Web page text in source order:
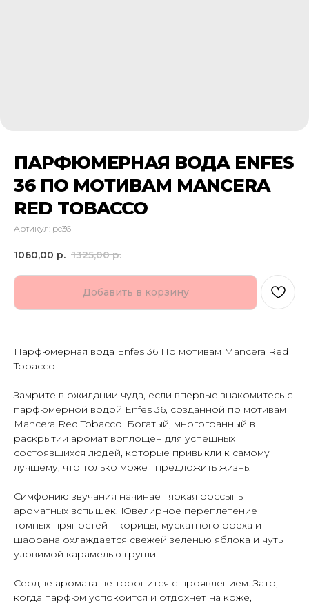
ПАРФЮМЕРНАЯ ВОДА ENFES
36 ПО МОТИВАМ MANCERA
RED TOBACCO
Артикул: pe36
1060,00 р. 1325,00 р.
Добавить в корзину
Парфюмерная вода Enfes 36 По мотивам Mancera Red
Tobacco
Замрите в ожидании чуда, если впервые знакомитесь с
парфюмерной водой Enfes 36, созданной по мотивам
Mancera Red Tobacco. Богатый, многогранный в
раскрытии аромат воплощен для успешных
состоявшихся людей, которые привыкли к самому
лучшему, что только может предложить жизнь.
Симфонию звучания начинает яркая россыпь
ароматных вспышек. Ювелирное переплетение
томных пряностей – корицы, мускатного ореха и
шафрана охлаждается свежей зеленью яблока и чуть
уловимой карамелью груши.
Сердце аромата не торопится с проявлением. Зато,
когда парфюм успокоится и отдохнет на коже,